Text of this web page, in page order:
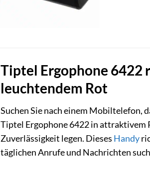
Tiptel Ergophone 6422
leuchtendem Rot
Suchen Sie nach einem Mobiltelefon,
Tiptel Ergophone 6422 in attraktivem
Zuverlässigkeit legen. Dieses Handy
täglichen Anrufe und Nachrichten